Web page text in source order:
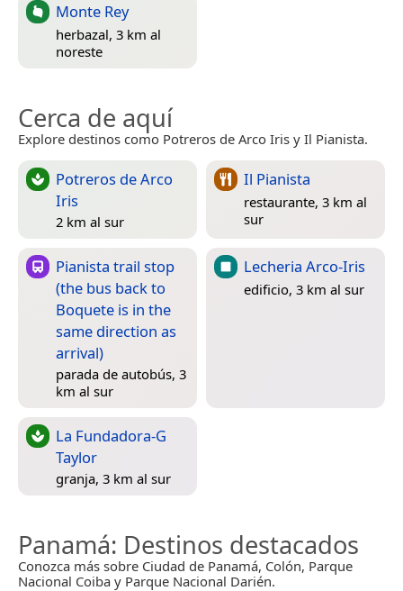
Monte Rey
herbazal, 3 km al
noreste
Cerca de aquí
Explore destinos como Potreros de Arco Iris y Il Pianista.
Potreros de Arco
Iris
2 km al sur
Il Pianista
restaurante, 3 km al
sur
Pianista trail stop
(the bus back to
Boquete is in the
same direction as
arrival)
parada de autobús, 3
km al sur
Lecheria Arco-Iris
edificio, 3 km al sur
La Fundadora-G
Taylor
granja, 3 km al sur
Panamá: Destinos destacados
Conozca más sobre Ciudad de Panamá, Colón, Parque
Nacional Coiba y Parque Nacional Darién.